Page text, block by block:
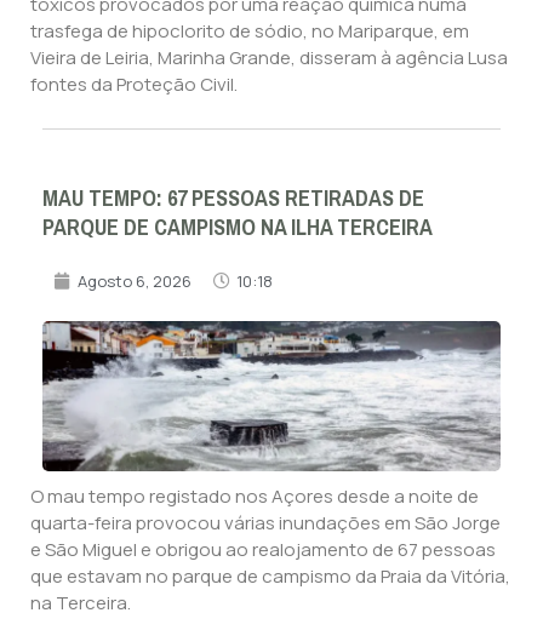
trasfega de hipoclorito de sódio, no Mariparque, em
Vieira de Leiria, Marinha Grande, disseram à agência Lusa
fontes da Proteção Civil.
MAU TEMPO: 67 PESSOAS RETIRADAS DE
PARQUE DE CAMPISMO NA ILHA TERCEIRA
Agosto 6, 2026 10:18
O mau tempo registado nos Açores desde a noite de
quarta-feira provocou várias inundações em São Jorge
e São Miguel e obrigou ao realojamento de 67 pessoas
que estavam no parque de campismo da Praia da Vitória,
na Terceira.